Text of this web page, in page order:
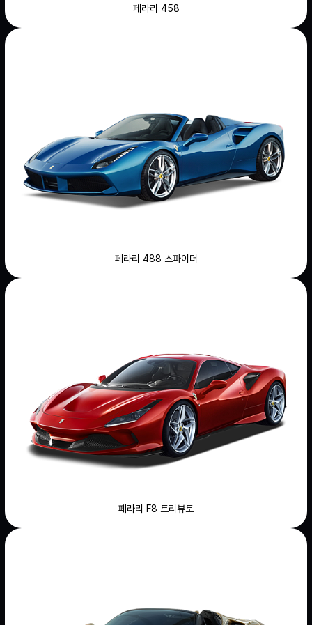
페라리 458
페라리 488 스파이더
페라리 F8 트리뷰토